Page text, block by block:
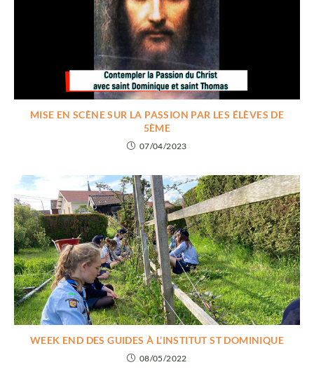
MISE EN SCÈNE SUR LA PASSION PAR LES ÉLÈVES DE
5ÈME
07/04/2023
WEEK END DES GUIDES À L’INSTITUT ST DOMINIQUE
08/05/2022